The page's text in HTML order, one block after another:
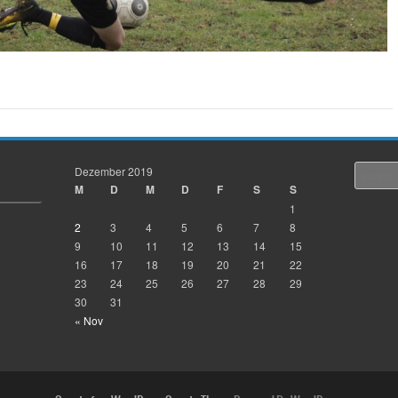
Dezember 2019
M D M D F S S
« Nov
1
2
3 4 5 6 7
8
9
10 11 12 13 14
15
16
17 18 19 20 21
22
23
24 25 26 27 28
29
30
31